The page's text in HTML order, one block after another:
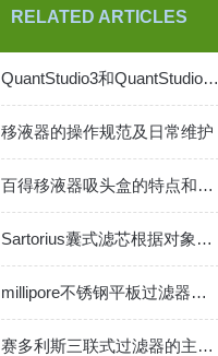
RELATED ARTICLES
QuantStudio3和QuantStudio5荧光定量PCR
移液器的操作规范及日常维护
百得移液器吸头盒的特点和使用方法介绍
Sartorius囊式滤芯根据对象不同的特性
millipore不锈钢平板过滤器适用及特点
赛多利斯三联式过滤器的主要特征和使用说明